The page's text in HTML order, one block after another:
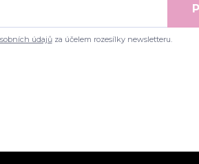
údajůza účelem rozesílky newsletteru.